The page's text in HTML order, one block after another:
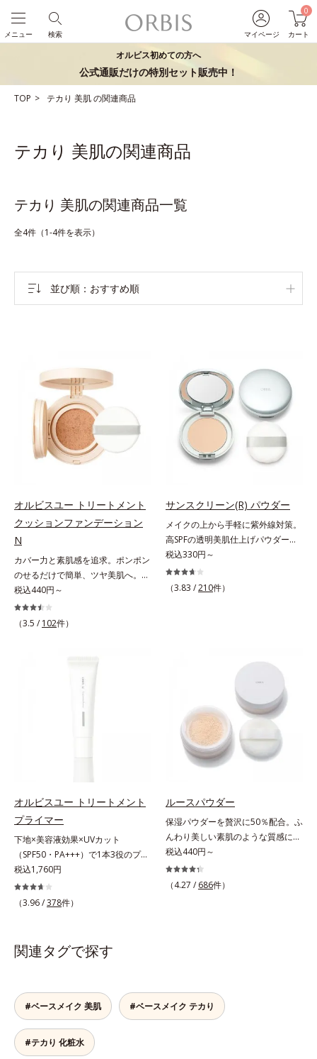
マイページ
0
カート
検索
メニュー
オルビス初めての方へ
公式通販だけの特別セット販売中！
TOP テカり 美肌の関連商品
テカり 美肌の関連商品
テカり 美肌の関連商品一覧
全4件（1-4件を表示）
並び順 おすすめ順
オルビスユー トリートメント
クッションファンデーション
N
カバー力と素肌感を追求。ポンポン
のせるだけで簡単、ツヤ美肌へ。カ
バー力と素肌感を両立する、簡単ツ
ヤ美肌クッションファンデーション
です。多方向へ光を拡散し、高いソ
との親和性が高いアミノ酸系パウダ
ー(*)を配合。みずみずしく肌になじ
み、厚塗り感なくピタッと密着しま
す。毛穴、シミ、くすみ、凹凸、色
ムラなどの大人の肌悩みをポンポン
ラウロイルリシン配合＝肌なじみを
良くする仕上がり向上粉体
税込440円～
（3.5 / 102件）
サンスクリーン(R) パウダー
メイクの上から手軽に紫外線対策。
高SPFの透明美肌仕上げパウダー。
メイクの上から手を汚さずに紫外線
対策ができるUVカットパウダーで
す。“素肌のようななめらかな軽
す。毛穴や色ムラをカバーしながら
も、素肌のような透明美肌を叶える
秘密は「スムースヴェールパウダー
(*1)」にあります。7種の球状粉体
(*2)が凹凸を埋めて、肌に薄いヴェ
ールをかけるようにカバー。さらに
板状粉体が光を反射して、すっぴん
「あぶらとりパウダー(*3)」を配合
し、くずれ＆テカリを防いでサラサ
ラ肌が長時間続きます。パウダータ
イプながら、SPF50+・PA++++。パ
ウダーならではの軽いつけごこち
で、日焼け止めが苦手な方にもおす
粉体*4 化粧持ち性能
税込330円～
（3.83 /210件）
オルビスユー トリートメント
プライマー
下地×美容液効果×UVカット
（SPF50・PA+++）で1本3役のプラ
イマー。凹凸をつるんとなめらかに
(*1)整え、化粧ノリUPの高機能化粧
下地。“塗るたび高まる、素肌の美
る小ジワをカバーしてハリ肌に整え
る高機能化粧下地毛穴や小ジワの凹
分が肌全層(*2)に働きかけて、肌の
うるおいをグンとアップ＆リッチな
クリームのようにぴたっと密着。乾
燥による小ジワを目立たなく(*1)
税込1,760円
（3.96 /378件）
ルースパウダー
保湿パウダーを贅沢に50％配合。ふ
んわり美しい素肌のような質感にな
りながらもうるおいとツヤを叶える
フェイスパウダー。朝の仕上がりの
クオリティが全然違う！ まるで美
ーを新配合。リキッドのツヤ感を活
かしながらも、ふんわりと軽やかな
税込440円～
（4.27 / 686件）
関連タグで探す
#ベースメイク 美肌 #ベースメイク テカり
#テカり 化粧水